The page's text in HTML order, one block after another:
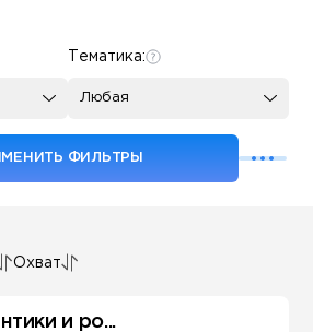
Тематика:
Любая
ФИЛЬТРЫ
Охват
и ро...